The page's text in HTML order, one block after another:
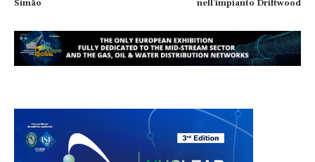
Simão
nell’impianto Driftwood